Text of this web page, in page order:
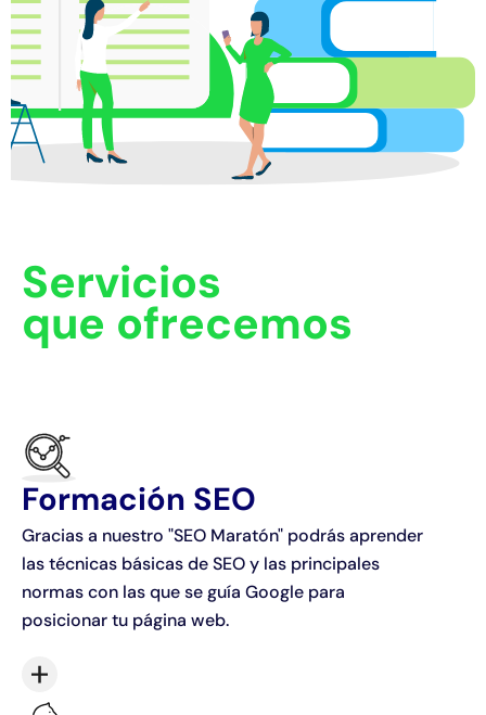
Servicios
que ofrecemos
Formación SEO
Gracias a nuestro "SEO Maratón" podrás aprender
las técnicas básicas de SEO y las principales
normas con las que se guía Google para
posicionar tu página web.